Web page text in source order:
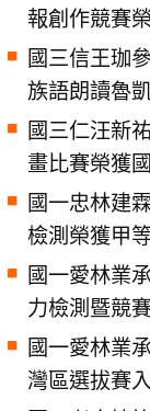
報創作競賽
國三信王珈
族語朗讀魯
國三仁汪新
畫比賽榮獲
國一忠林建
檢測榮獲甲
國一愛林業
力檢測暨競
國一愛林業
灣區選拔賽